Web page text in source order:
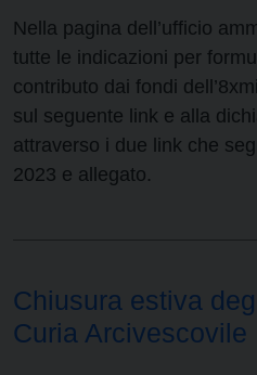
Nella pagina dell’ufficio
tutte le indicazioni per
contributo dai fondi
sul seguente link e alla
attraverso i due link che
2023 e allegato.
Chiusura estiva
Curia Arcivescovile